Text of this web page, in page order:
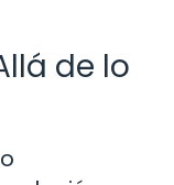
de lo